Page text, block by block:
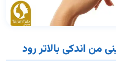
من‌ اندکی بالاتر رود